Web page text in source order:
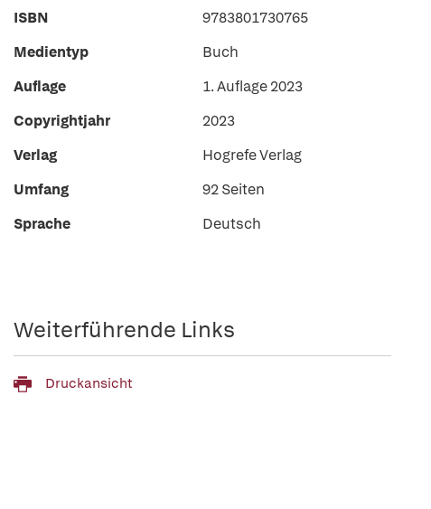
ISBN
9783801730765
Medientyp
Buch
Auflage
1. Auflage 2023
Copyrightjahr
2023
Verlag
Hogrefe Verlag
Umfang
92 Seiten
Sprache
Deutsch
Weiterführende Links
Druckansicht